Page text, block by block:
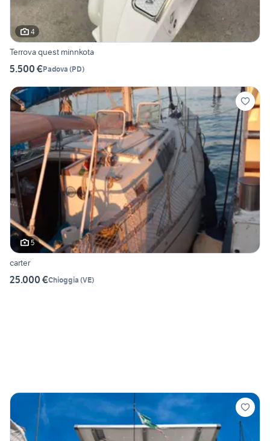
4
Terrova quest minnkota
5.500 €Padova (PD)
5
carter
25.000 €Chioggia (VE)